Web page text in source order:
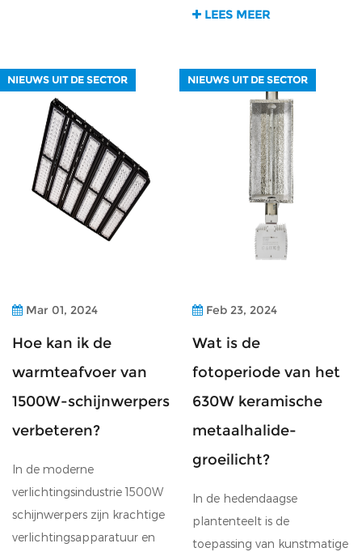
LEES MEER
NIEUWS UIT DE SECTOR
Mar 01, 2024
Hoe kan ik de
warmteafvoer van
1500W-schijnwerpers
verbeteren?
In de moderne
verlichtingsindustrie 1500W
schijnwerpers zijn krachtige
verlichtingsapparatuur en
NIEUWS UIT DE SECTOR
Feb 23, 2024
Wat is de
fotoperiode van het
630W keramische
metaalhalide-
groeilicht?
In de hedendaagse
plantenteelt is de
toepassing van kunstmatige